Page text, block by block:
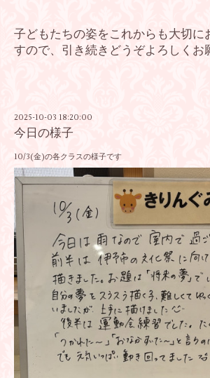
子どもたちの姿をこれからも大切に
すので、 引き続きどうぞよろしくお
2025-10-03 18:20:00
今日の様子
10/3(金)の各クラスの様子です